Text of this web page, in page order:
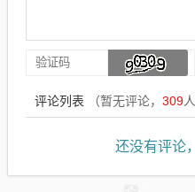
评论列表 （暂无评论， 309
还没有评论